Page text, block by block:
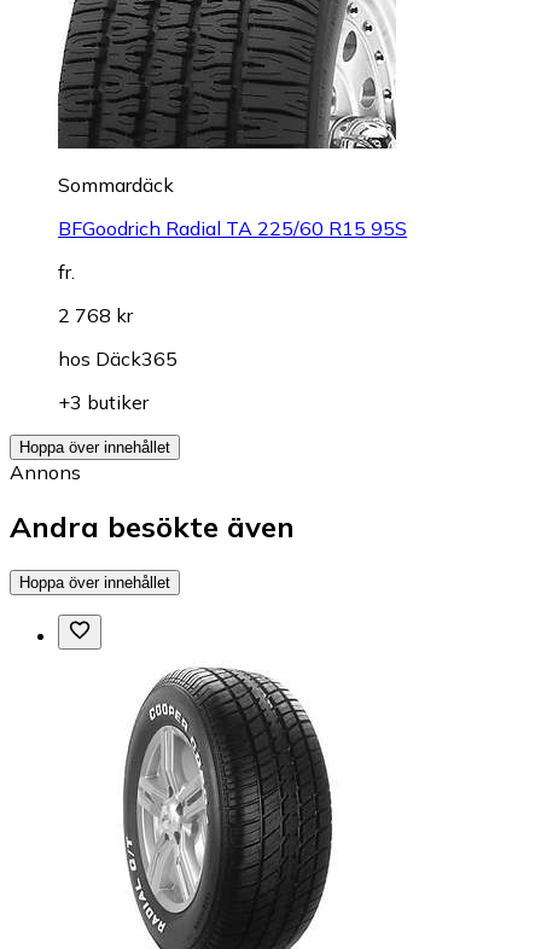
Sommardäck
BFGoodrich Radial TA 225/60 R15 95S
fr.
2 768 kr
hos Däck365
+3 butiker
Hoppa över innehållet
Annons
Andra besökte även
Hoppa över innehållet